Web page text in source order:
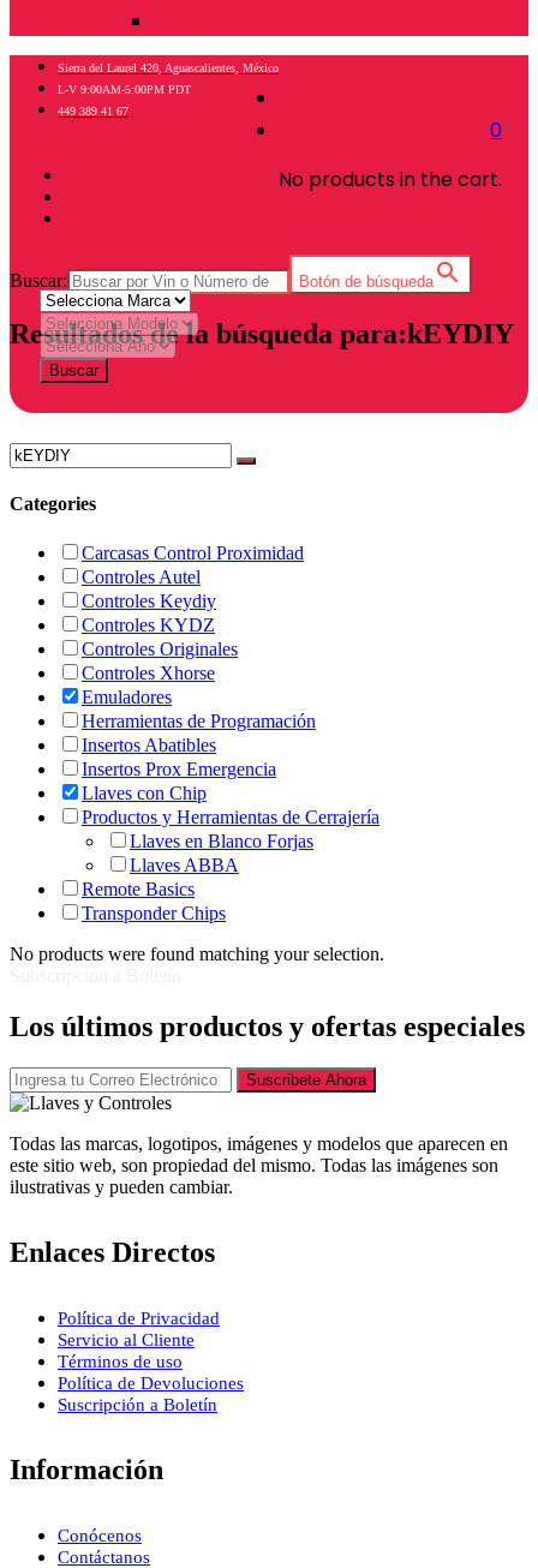
0
No products in the cart.
Sierra del Laurel 420, Aguascalientes, México
L-V 9:00AM-5:00PM PDT
449 389 41 67
Buscar: Botón de búsqueda
Resultados de la búsqueda para:kEYDIY
Buscar
Categories
Carcasas Control Proximidad
Controles Autel
Controles Keydiy
Controles KYDZ
Controles Originales
Controles Xhorse
Emuladores
Herramientas de Programación
Insertos Abatibles
Insertos Prox Emergencia
Llaves con Chip
Productos y Herramientas de Cerrajería
Llaves en Blanco Forjas
Llaves ABBA
Remote Basics
Transponder Chips
No products were found matching your selection.
Los últimos productos y ofertas especiales
Suscribete Ahora
Todas las marcas, logotipos, imágenes y modelos que aparecen en
este sitio web, son propiedad del mismo. Todas las imágenes son
ilustrativas y pueden cambiar.
Enlaces Directos
Política de Privacidad
Servicio al Cliente
Términos de uso
Política de Devoluciones
Suscripción a Boletín
Información
Conócenos
Contáctanos